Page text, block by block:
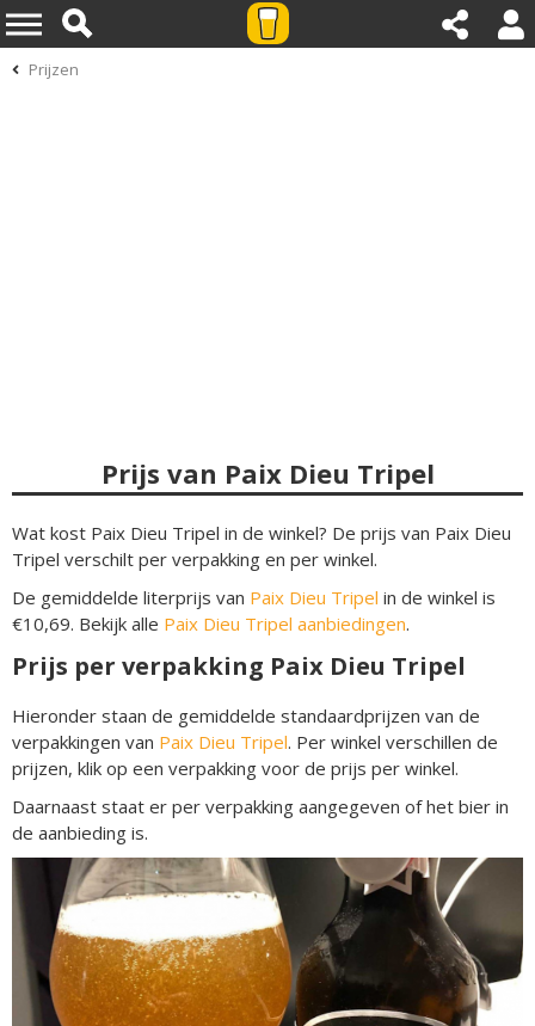
Prijzen
Prijs van Paix Dieu Tripel
Wat kost Paix Dieu Tripel in de winkel? De prijs van Paix Dieu
Tripel verschilt per verpakking en per winkel.
De gemiddelde literprijs van Paix Dieu Tripel in de winkel is
€10,69. Bekijk alle Paix Dieu Tripel aanbiedingen.
Prijs per verpakking Paix Dieu Tripel
Hieronder staan de gemiddelde standaardprijzen van de
verpakkingen van Paix Dieu Tripel. Per winkel verschillen de
prijzen, klik op een verpakking voor de prijs per winkel.
Daarnaast staat er per verpakking aangegeven of het bier in
de aanbieding is.